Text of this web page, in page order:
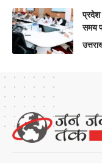
प्रदेश
समय